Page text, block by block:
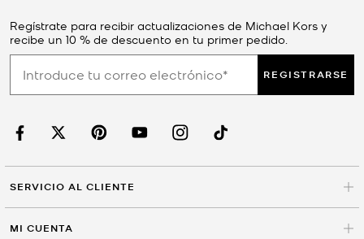
Regístrate para recibir actualizaciones de Michael Kors y
recibe un 10 % de descuento en tu primer pedido.
REGISTRARSE
SERVICIO AL CLIENTE
MI CUENTA